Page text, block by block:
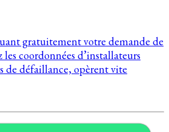
gratuitement votre demande de
les coordonnées d’installateurs
de défaillance, opèrent vite